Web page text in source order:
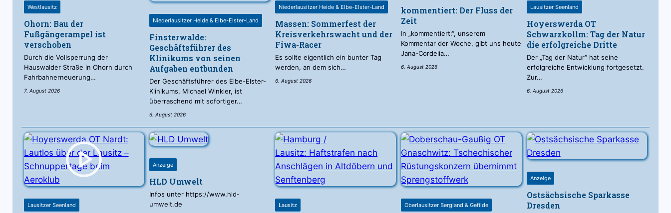
Westlausitz
Ohorn: Bau der
Fußgängerampel ist
verschoben
Durch die Vollsperrung der
Hauswalder Straße in Ohorn durch
Fahrbahnerneuerung…
7. August 2026
Niederlausitzer Heide & Elbe-Elster-Land
Finsterwalde:
Geschäftsführer des
Klinikums von seinen
Aufgaben entbunden
Der Geschäftsführer des Elbe-Elster-
Klinikums, Michael Winkler, ist
überraschend mit sofortiger…
6. August 2026
Niederlausitzer Heide & Elbe-Elster-Land
Massen: Sommerfest der
Kreisverkehrswacht und der
Fiwa-Racer
Es sollte eigentlich ein bunter Tag
werden, an dem sich…
6. August 2026
kommentiert: Der Fluss der
Zeit
In „kommentiert:“, unserem
Kommentar der Woche, gibt uns heute
Jana-Cordelia…
6. August 2026
Lausitzer Seenland
Hoyerswerda OT
Schwarzkollm: Tag der Natur
die erfolgreiche Dritte
Der „Tag der Natur“ hat seine
erfolgreiche Entwicklung fortgesetzt.
Zur…
6. August 2026
Lausitzer Seenland
Anzeige
HLD Umwelt
Infos unter https://www.hld-
umwelt.de
Lausitz Oberlausitzer Bergland & Gefilde
Anzeige
Ostsächsische Sparkasse
Dresden